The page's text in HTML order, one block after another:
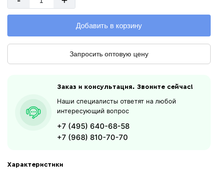
Характеристики
Добавить в корзину
Запросить оптовую цену
Заказ и консультация. Звоните сейчас!
Наши специалисты ответят на любой
интересующий вопрос
+7 (495) 640-68-58
+7 (968) 810-70-70